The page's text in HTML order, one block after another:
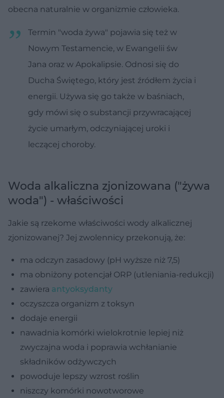
obecna naturalnie w organizmie człowieka.
Termin "woda żywa" pojawia się też w
Nowym Testamencie, w Ewangelii św
Jana oraz w Apokalipsie. Odnosi się do
Ducha Świętego, który jest źródłem życia i
energii. Używa się go także w baśniach,
gdy mówi się o substancji przywracającej
życie umarłym, odczyniającej uroki i
leczącej choroby.
Woda alkaliczna zjonizowana ("żywa
woda") - właściwości
Jakie są rzekome właściwości wody alkalicznej
zjonizowanej? Jej zwolennicy przekonują, że:
ma odczyn zasadowy (pH wyższe niż 7,5)
ma obniżony potencjał ORP (utleniania-redukcji)
zawiera antyoksydanty
oczyszcza organizm z toksyn
dodaje energii
nawadnia komórki wielokrotnie lepiej niż
zwyczajna woda i poprawia wchłanianie
składników odżywczych
powoduje lepszy wzrost roślin
niszczy komórki nowotworowe